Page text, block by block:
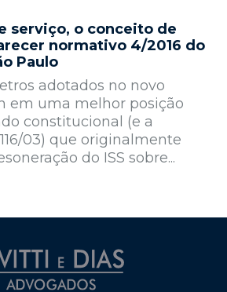
serviço, o conceito de
normativo 4/2016 do
Paulo
adotados no novo
em uma melhor posição
constitucional (e a
03) que originalmente
do ISS sobre...